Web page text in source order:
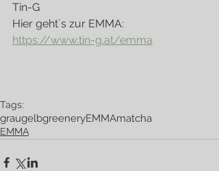
Tin-G
Hier geht´s zur EMMA:
https://www.tin-g.at/emma
Tags:
graugelbgreeneryEMMAmatcha
EMMA